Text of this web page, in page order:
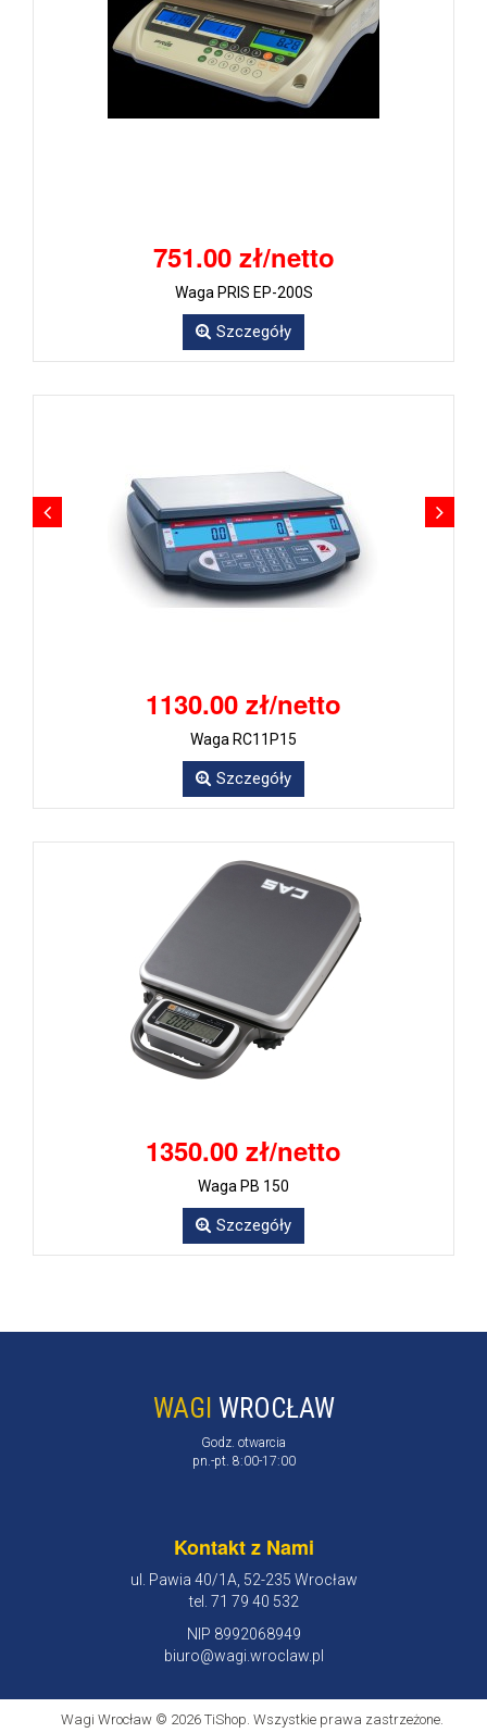
751.00 zł/netto
Waga PRIS EP-200S
Szczegóły
1130.00 zł/netto
Waga RC11P15
Szczegóły
1350.00 zł/netto
Waga PB 150
Szczegóły
WAGI WROCŁAW
Godz. otwarcia
pn.-pt. 8:00-17:00
Kontakt z Nami
ul. Pawia 40/1A, 52-235 Wrocław
tel. 71 79 40 532
NIP 8992068949
biuro@wagi.wroclaw.pl
Wagi Wrocław © 2026 TiShop. Wszystkie prawa zastrzeżone.